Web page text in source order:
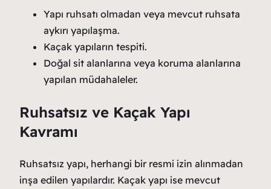
Yapı ruhsatı olmadan veya mevcut ruhsata
aykırı yapılaşma.
Kaçak yapıların tespiti.
Doğal sit alanlarına veya koruma alanlarına
yapılan müdahaleler.
Ruhsatsız ve Kaçak Yapı
Kavramı
Ruhsatsız yapı, herhangi bir resmi izin alınmadan
inşa edilen yapılardır. Kaçak yapı ise mevcut